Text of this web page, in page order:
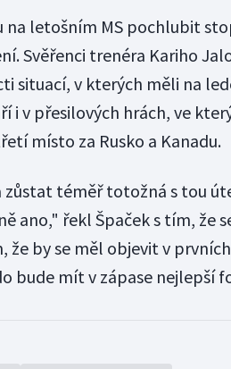
na letošním MS pochlubit
Svěřenci trenéra Kariho
situací, v kterých měli na
i v přesilových hrách, ve
místo za Rusko a Kanadu.
zůstat téměř totožná s tou
ano," řekl Špaček s tím, že
že by se měl objevit v
bude mít v zápase nejlepší